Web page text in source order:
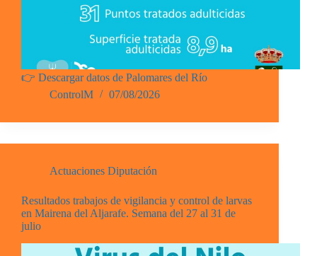
👉 Descargar datos de Palomares del Río
ControlM
07/08/2026
Actuaciones Diputación
Resultados trabajos de vigilancia y control de larvas
en Mairena del Aljarafe. Semana del 27 al 31 de
julio